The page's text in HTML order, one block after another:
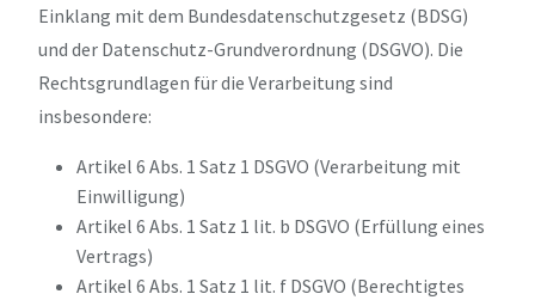
Einklang mit dem Bundesdatenschutzgesetz (BDSG)
und der Datenschutz-Grundverordnung (DSGVO). Die
Rechtsgrundlagen für die Verarbeitung sind
insbesondere:
Artikel 6 Abs. 1 Satz 1 DSGVO (Verarbeitung mit
Einwilligung)
Artikel 6 Abs. 1 Satz 1 lit. b DSGVO (Erfüllung eines
Vertrags)
Artikel 6 Abs. 1 Satz 1 lit. f DSGVO (Berechtigtes